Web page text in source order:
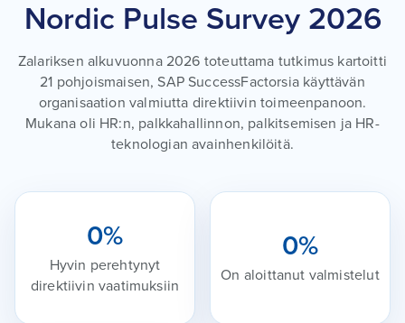
Nordic Pulse Survey 2026
Zalariksen alkuvuonna 2026 toteuttama tutkimus kartoitti
21 pohjoismaisen, SAP SuccessFactorsia käyttävän
organisaation valmiutta direktiivin toimeenpanoon.
Mukana oli HR:n, palkkahallinnon, palkitsemisen ja HR-
teknologian avainhenkilöitä.
0%
Hyvin perehtynyt
direktiivin vaatimuksiin
0%
On aloittanut valmistelut